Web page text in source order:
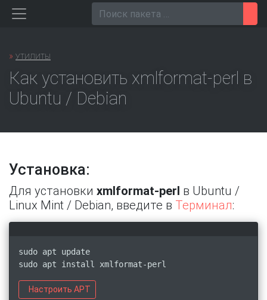
Перейти
» УТИЛИТЫ
Как установить xmlformat-perl в
Ubuntu / Debian
Установка:
Для установки xmlformat-perl в Ubuntu /
Linux Mint / Debian, введите в Терминал:
sudo apt update
sudo apt install xmlformat-perl
Настроить APT